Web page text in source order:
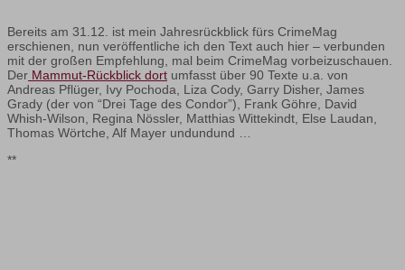
Bereits am 31.12. ist mein Jahresrückblick fürs CrimeMag
erschienen, nun veröffentliche ich den Text auch hier – verbunden
mit der großen Empfehlung, mal beim CrimeMag vorbeizuschauen.
Der Mammut-Rückblick dort umfasst über 90 Texte u.a. von
Andreas Pflüger, Ivy Pochoda, Liza Cody, Garry Disher, James
Grady (der von “Drei Tage des Condor”), Frank Göhre, David
Whish-Wilson, Regina Nössler, Matthias Wittekindt, Else Laudan,
Thomas Wörtche, Alf Mayer undundund …
**